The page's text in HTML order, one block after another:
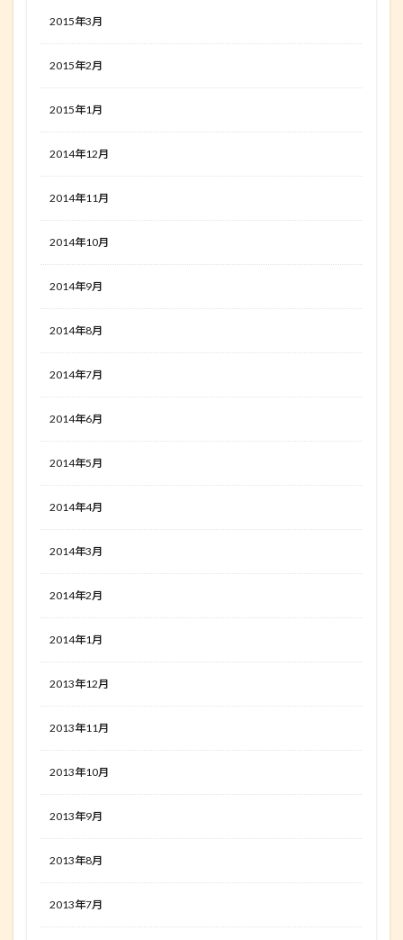
2015年3月
2015年2月
2015年1月
2014年12月
2014年11月
2014年10月
2014年9月
2014年8月
2014年7月
2014年6月
2014年5月
2014年4月
2014年3月
2014年2月
2014年1月
2013年12月
2013年11月
2013年10月
2013年9月
2013年8月
2013年7月